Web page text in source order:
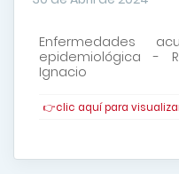
Enfermedades
epidemiológica -
Ignacio
👉clic aquí para